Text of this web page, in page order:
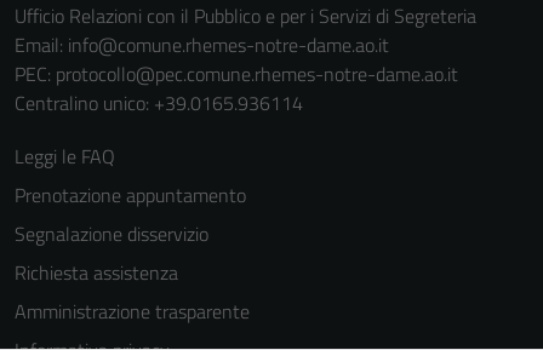
Ufficio Relazioni con il Pubblico e per i Servizi di Segreteria
Email: info@comune.rhemes-notre-dame.ao.it
PEC: protocollo@pec.comune.rhemes-notre-dame.ao.it
Centralino unico: +39.0165.936114
Leggi le FAQ
Prenotazione appuntamento
Segnalazione disservizio
Richiesta assistenza
Amministrazione trasparente